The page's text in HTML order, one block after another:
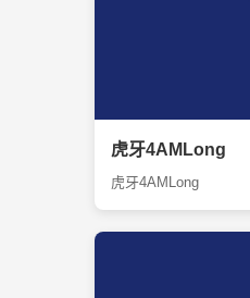
虎牙4AMLong
虎牙4AMLong